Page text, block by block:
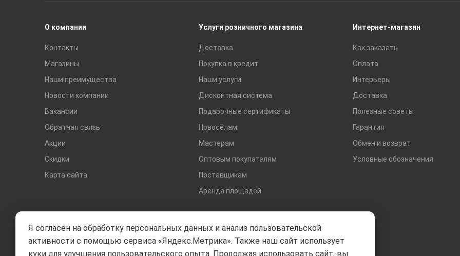
Сухие смеси
О компании
Контакты
Магазины
Наши преимущества
Новости компании
Вакансии
Обратная связь
Акции
Скидки
Карта сайта
Услуги розничного магазина
Доставка
Покупка в кредит
Наши услуги
Дисконтная система
Подарочные сертификаты
Новосёлам
Мастерам
Оптовым покупателям
Поставщикам
Аренда площадей
Интернет-магазин
Как заказать
Оплата
Интерьеры
Доставка
Полезные советы
Гарантия
Обмен и возврат
Условные обозначения
Я согласен на обработку персональных данных и анализ пользовательской
активности с помощью сервиса «Яндекс.Метрика». Также наш сайт использует
куки для улучшения пользовательского опыта. Продолжая использовать сайт, вы